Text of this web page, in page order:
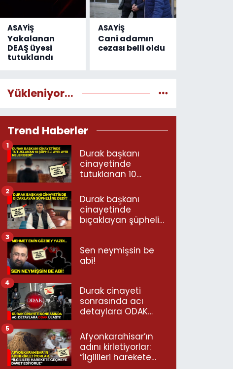
ASAYİŞ
Yakalanan
DEAŞ üyesi
tutuklandı
ASAYİŞ
Cani adamın
cezası belli oldu
Yükleniyor...
Trend Haberler
Durak başkanı
cinayetinde
tutuklanan 10
neler dedi?
1
Durak başkanı
cinayetinde
bıçaklayan şüpheli
2
Sen neymişsin be
abi!
3
Durak cinayeti
sonrasında acı
detaylara ODAK
4
Afyonkarahisar’ın
adını kirletiyorlar:
“İlgilileri harekete
5